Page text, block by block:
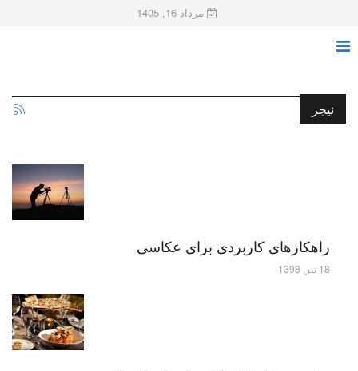
مرداد 16, 1405
نیجر
راهکارهای کاربردی برای عکاسی
18 تیر, 1398